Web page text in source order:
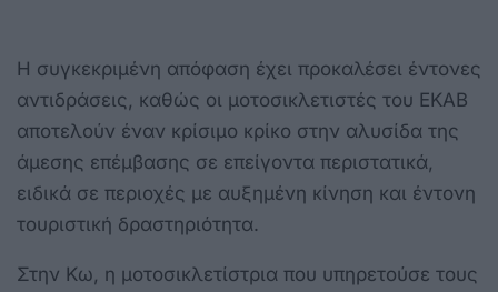
Η συγκεκριμένη απόφαση έχει προκαλέσει έντονες
αντιδράσεις, καθώς οι μοτοσικλετιστές του ΕΚΑΒ
αποτελούν έναν κρίσιμο κρίκο στην αλυσίδα της
άμεσης επέμβασης σε επείγοντα περιστατικά,
ειδικά σε περιοχές με αυξημένη κίνηση και έντονη
τουριστική δραστηριότητα.
Στην Κω, η μοτοσικλετίστρια που υπηρετούσε τους